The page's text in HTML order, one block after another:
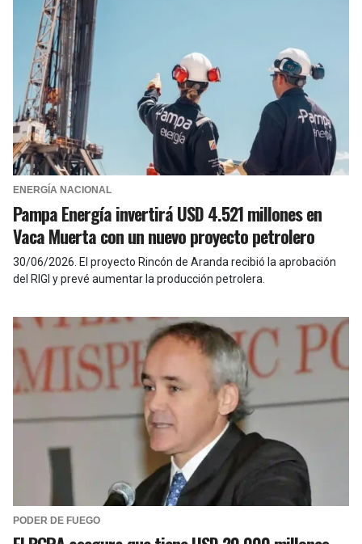
ENERGÍA NACIONAL
Pampa Energía invertirá USD 4.521 millones en
Vaca Muerta con un nuevo proyecto petrolero
30/06/2026 El proyecto Rincón de Aranda recibió la aprobación
del RIGI y prevé aumentar la producción petrolera.
PODER DE FUEGO